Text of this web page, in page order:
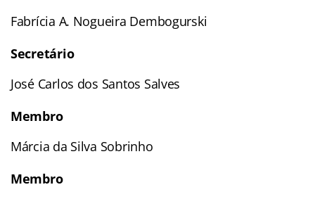
Fabrícia A. Nogueira Dembogurski
Secretário
José Carlos dos Santos Salves
Membro
Márcia da Silva Sobrinho
Membro